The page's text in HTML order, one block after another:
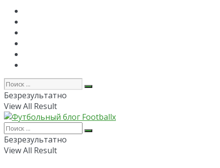
Безрезультатно
View All Result
Безрезультатно
View All Result